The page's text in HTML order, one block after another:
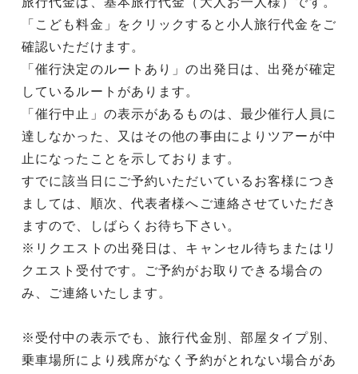
「こども料金」をクリックすると小人旅行代金をご
確認いただけます。
「催行決定のルートあり」の出発日は、出発が確定
しているルートがあります。
「催行中止」の表示があるものは、最少催行人員に
達しなかった、又はその他の事由によりツアーが中
止になったことを示しております。
すでに該当日にご予約いただいているお客様につき
ましては、順次、代表者様へご連絡させていただき
ますので、しばらくお待ち下さい。
※リクエストの出発日は、キャンセル待ちまたはリ
クエスト受付です。ご予約がお取りできる場合の
み、ご連絡いたします。
※受付中の表示でも、旅行代金別、部屋タイプ別、
乗車場所により残席がなく予約がとれない場合があ